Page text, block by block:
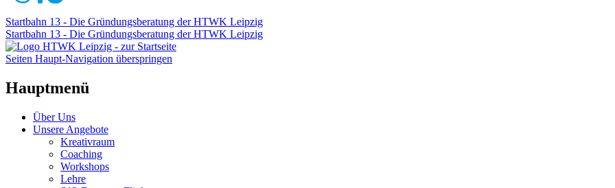
Startbahn 13 - Die Gründungsberatung der HTWK Leipzig
Startbahn 13 - Die Gründungsberatung der HTWK Leipzig
Seiten Haupt-Navigation überspringen
Hauptmenü
Über Uns
Unsere Angebote
Kreativraum
Coaching
Workshops
Lehre